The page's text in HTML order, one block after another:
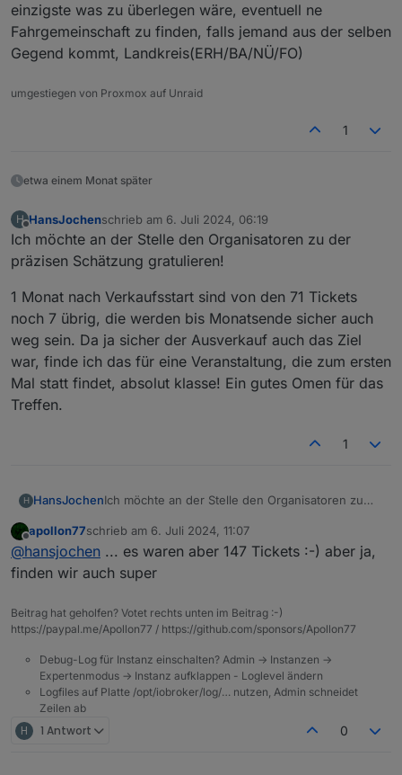
einzigste was zu überlegen wäre, eventuell ne
Fahrgemeinschaft zu finden, falls jemand aus der selben
Gegend kommt, Landkreis(ERH/BA/NÜ/FO)
umgestiegen von Proxmox auf Unraid
1
etwa einem Monat später
H
Offline
HansJochenschrieb am 6. Juli 2024, 06:19
zuletzt editiert von
Ich möchte an der Stelle den Organisatoren zu der
präzisen Schätzung gratulieren!
1 Monat nach Verkaufsstart sind von den 71 Tickets
noch 7 übrig, die werden bis Monatsende sicher auch
weg sein. Da ja sicher der Ausverkauf auch das Ziel
war, finde ich das für eine Veranstaltung, die zum ersten
Mal statt findet, absolut klasse! Ein gutes Omen für das
Treffen.
1
H HansJochenIch möchte an der Stelle den Organisatoren zu
1 Monat nach Verkaufsstart sind von den 71
Tickets noch 7 übrig, die werden bis Monatsende
sicher auch weg sein. Da ja sicher der
findet, absolut klasse! Ein gutes Omen für das
Treffen.
Offline
apollon77schrieb am 6. Juli 2024, 11:07
zuletzt editiert von
@hansjochen ... es waren aber 147 Tickets :-) aber ja,
finden wir auch super
Beitrag hat geholfen? Votet rechts unten im Beitrag :-)
https://paypal.me/Apollon77 / https://github.com/sponsors/Apollon77
Debug-Log für Instanz einschalten? Admin -> Instanzen ->
Expertenmodus -> Instanz aufklappen - Loglevel ändern
Logfiles auf Platte /opt/iobroker/log/… nutzen, Admin schneidet
Zeilen ab
H 1 Antwort 0